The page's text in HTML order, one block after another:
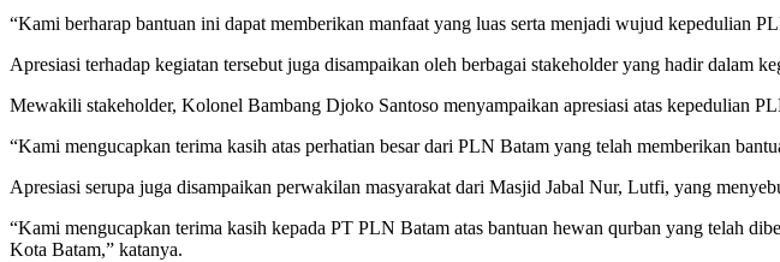
“Kami berharap bantuan ini dapat memberikan manfaat yang luas serta menjadi wujud kepedulian
Apresiasi terhadap kegiatan tersebut juga disampaikan oleh berbagai stakeholder yang hadir dalam
Mewakili stakeholder, Kolonel Bambang Djoko Santoso menyampaikan apresiasi atas kepedulian
“Kami mengucapkan terima kasih atas perhatian besar dari PLN Batam yang telah memberikan
Apresiasi serupa juga disampaikan perwakilan masyarakat dari Masjid Jabal Nur, Lutfi, yang
“Kami mengucapkan terima kasih kepada PT PLN Batam atas bantuan hewan qurban yang telah
Kota Batam,” katanya.